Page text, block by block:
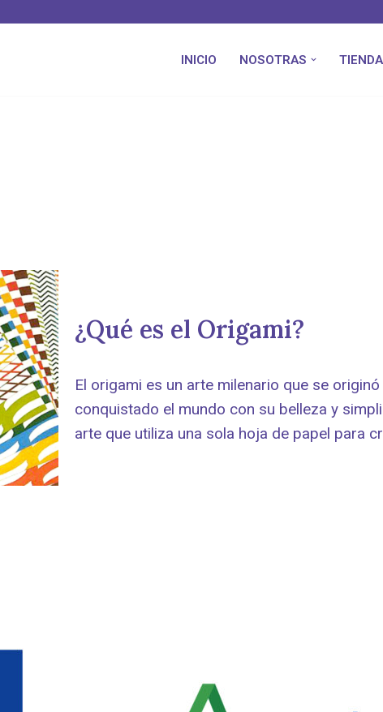
INICIO NOSOTRAS TIENDA
¿Qué es el Origami?
El origami es un arte milenario que se
conquistado el mundo con su belleza y
arte que utiliza una sola hoja de papel para